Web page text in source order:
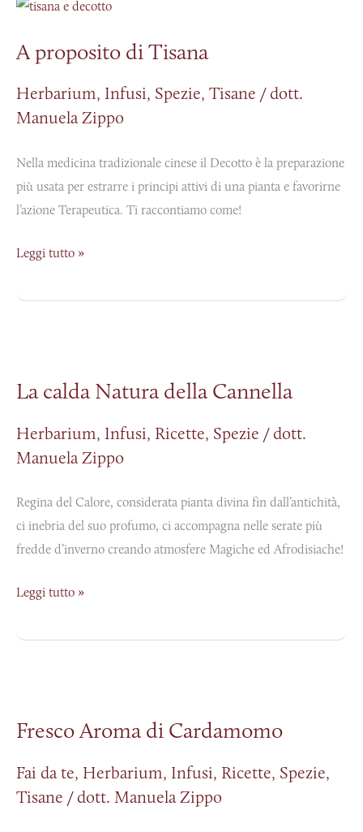
A proposito di Tisana
Herbarium, Infusi, Spezie, Tisane /dott.
Manuela Zippo
Nella medicina tradizionale cinese il Decotto è la preparazione
più usata per estrarre i principi attivi di una pianta e favorirne
l’azione Terapeutica. Ti raccontiamo come!
A
di
Leggi tutto »
La calda Natura della Cannella
Herbarium, Infusi, Ricette, Spezie /dott.
Manuela Zippo
Regina del Calore, considerata pianta divina fin dall’antichità,
ci inebria del suo profumo, ci accompagna nelle serate più
fredde d’inverno creando atmosfere Magiche ed Afrodisiache!
Natura
Cannella
Leggi tutto »
Fresco Aroma di Cardamomo
Fai da te, Herbarium, Infusi, Ricette, Spezie,
Tisane /dott. Manuela Zippo
di